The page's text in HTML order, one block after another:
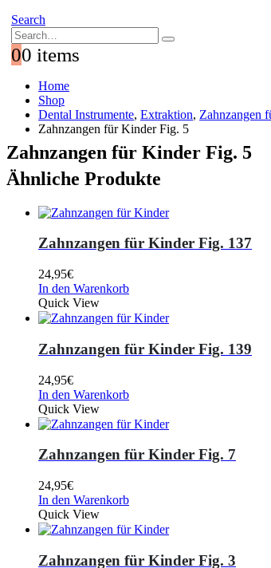
Search
00 items
Home
Shop
Dental Instrumente, Extraktion, Zahnzangen
Zahnzangen für Kinder Fig. 5
Zahnzangen für Kinder Fig. 5
Ähnliche Produkte
Zahnzangen für Kinder Fig. 137
24,95€
In den Warenkorb
Quick View
Zahnzangen für Kinder Fig. 139
24,95€
In den Warenkorb
Quick View
Zahnzangen für Kinder Fig. 7
24,95€
In den Warenkorb
Quick View
Zahnzangen für Kinder Fig. 3